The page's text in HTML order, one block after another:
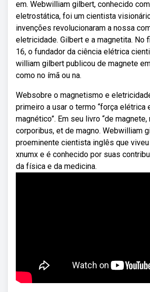
em. Webwilliam gilbert, conhecido
eletrostática, foi um cientista
invenções revolucionaram a nossa
eletricidade. Gilbert e a magnetita. No
16, o fundador da ciência elétrica
william gilbert publicou de magnete
como no ímã ou na.
Websobre o magnetismo e
primeiro a usar o termo “força elétrica
magnético”. Em seu livro “de
corporibus, et de magno. Webwilliam
proeminente cientista inglês que
xnumx e é conhecido por suas
da física e da medicina.